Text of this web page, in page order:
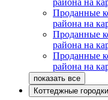
района на
Проданные
района на
Проданные
района на
Проданные
района на
Коттеджные